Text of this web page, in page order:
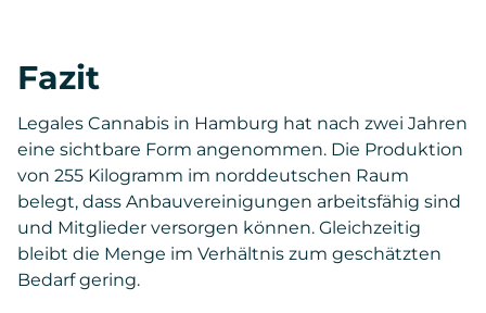
Fazit
Legales Cannabis in Hamburg hat nach zwei Jahren
eine sichtbare Form angenommen. Die Produktion
von 255 Kilogramm im norddeutschen Raum
belegt, dass Anbauvereinigungen arbeitsfähig sind
und Mitglieder versorgen können. Gleichzeitig
bleibt die Menge im Verhältnis zum geschätzten
Bedarf gering.